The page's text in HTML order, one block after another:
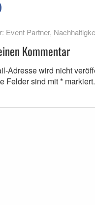
Event Partner,
Kommentar
Adresse wird nicht
Felder sind mit* markiert.